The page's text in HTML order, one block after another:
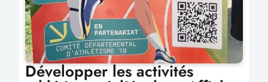
Développer les activités